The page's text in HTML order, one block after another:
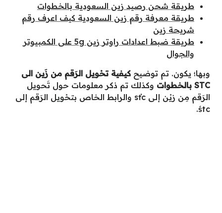
طريقة شحن رصيد زين السعودية بالخطوات
طريقة معرفة رقم زين السعودية كيف اعرف رقم
شريحة زين
طريقة ضبط اعدادات راوتر زين 5g على الكمبيوتر
والجوال
وبها؛ يكون. تم توضيح كيفية تحْويل الرَقم من زَين الى
STC بالخطوات
وكذلك تم ذكر معلومات حول تَحويل
الرَقم مِن زيْن إلى sťc والرابط الخاص بتحْويل الرَقم إلى
śtc.